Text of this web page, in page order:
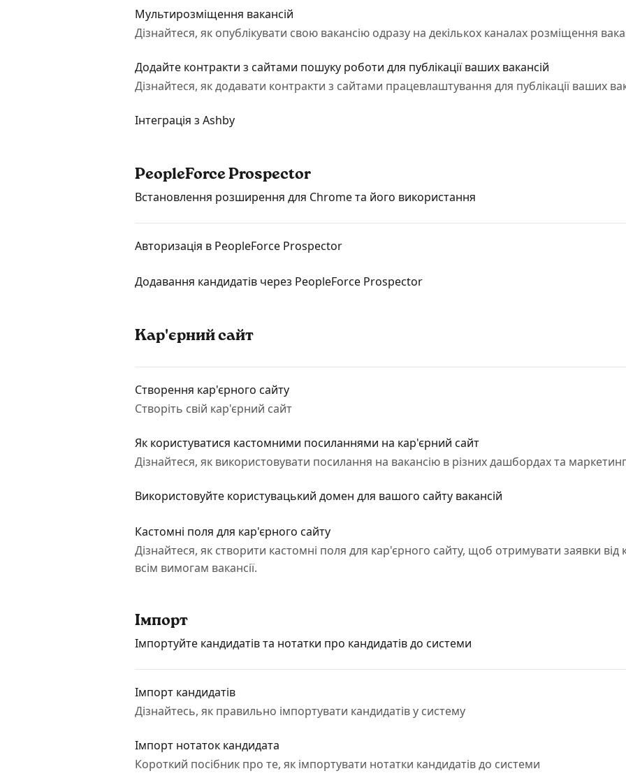
Мультирозміщення вакансій
Дізнайтеся, як опублікувати свою вакансію одразу на декількох каналах розміщення
Додайте контракти з сайтами пошуку роботи для публікації ваших вакансій
Дізнайтеся, як додавати контракти з сайтами працевлаштування для публікації ваших
Інтеграція з Ashby
PeopleForce Prospector
Встановлення розширення для Chrome та його використання
Авторизація в PeopleForce Prospector
Додавання кандидатів через PeopleForce Prospector
Кар'єрний сайт
Створення кар'єрного сайту
Створіть свій кар'єрний сайт
Як користуватися кастомними посиланнями на кар'єрний сайт
Дізнайтеся, як використовувати посилання на вакансію в різних дашбордах та
Використовуйте користувацький домен для вашого сайту вакансій
Кастомні поля для кар'єрного сайту
Дізнайтеся, як створити кастомні поля для кар'єрного сайту, щоб отримувати заявки від
всім вимогам вакансії.
Імпорт
Імпортуйте кандидатів та нотатки про кандидатів до системи
Імпорт кандидатів
Дізнайтесь, як правильно імпортувати кандидатів у систему
Імпорт нотаток кандидата
Короткий посібник про те, як імпортувати нотатки кандидатів до системи